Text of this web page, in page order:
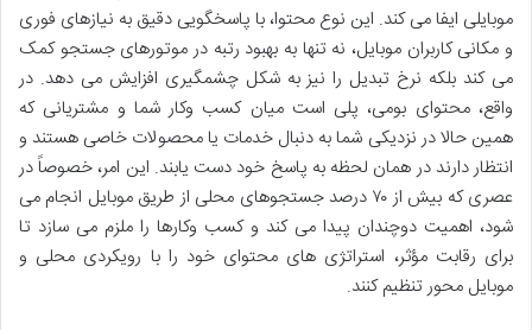
موبایلی ایفا می کند. این نوع محتوا، با پاسخگویی دقیق به نیازهای فوری
و مکانی کاربران موبایل، نه تنها به بهبود رتبه در موتورهای جستجو کمک
می کند بلکه نرخ تبدیل را نیز به شکل چشمگیری افزایش می دهد. در
واقع، محتوای بومی، پلی است میان کسب وکار شما و مشتریانی که
همین حالا در نزدیکی شما به دنبال خدمات یا محصولات خاصی هستند و
انتظار دارند در همان لحظه به پاسخ خود دست یابند. این امر، خصوصاً در
عصری که بیش از ۷۰ درصد جستجوهای محلی از طریق موبایل انجام می
شود، اهمیت دوچندان پیدا می کند و کسب وکارها را ملزم می سازد تا
برای رقابت مؤثر، استراتژی های محتوای خود را با رویکردی محلی و
موبایل محور تنظیم کنند.